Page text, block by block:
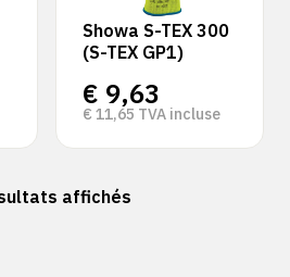
Showa S-TEX 300
(S-TEX GP1)
€ 9,63
€ 11,65 TVA incluse
affichés